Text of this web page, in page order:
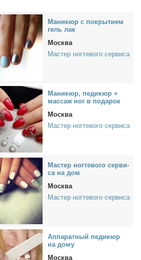
Ма­ни­кюр с по­кры­ти­ем
гель лак
Москва
Мастер ногтевого сервиса
Ма­ни­кюр, пе­ди­кюр +
мас­саж ног в по­да­рок
Москва
Мастер ногтевого сервиса
Ма­стер ног­те­во­го сер­ви­
са на дом
Москва
Мастер ногтевого сервиса
Ап­па­рат­ный пе­ди­кюр
на до­му
Москва